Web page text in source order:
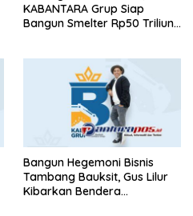
KABANTARA Grup Siap
Bangun Smelter Rp50 Triliun
Bangun Hegemoni Bisnis
Tambang Bauksit, Gus Lilur
Kibarkan Bendera